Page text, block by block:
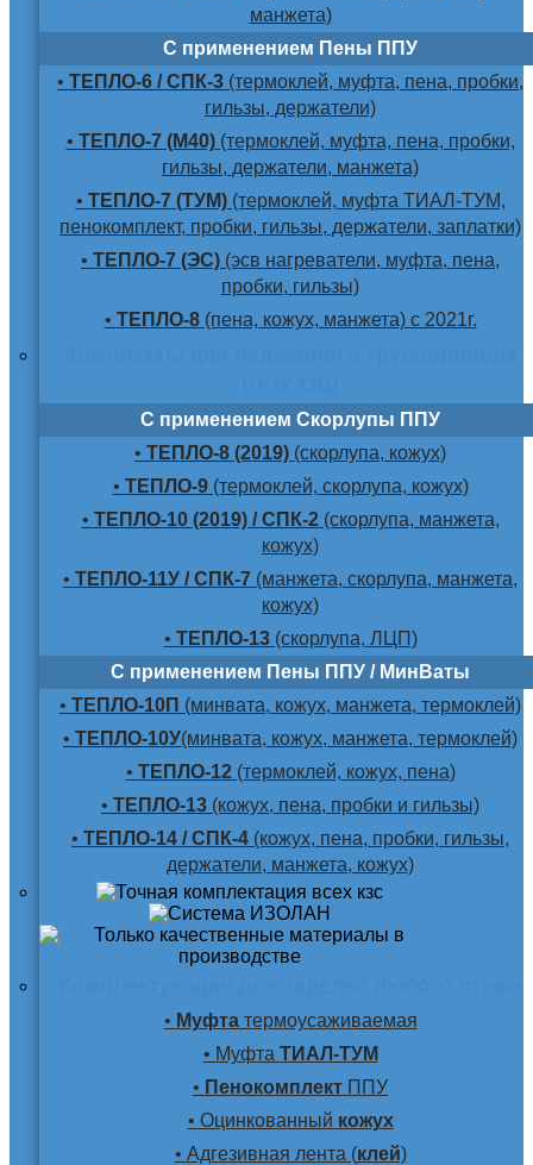
манжета)
С применением Пены ППУ
• ТЕПЛО-6 / СПК-3 (термоклей, муфта, пена, пробки,
гильзы, держатели)
• ТЕПЛО-7 (М40)(термоклей, муфта, пена, пробки,
гильзы, держатели, манжета)
• ТЕПЛО-7 (ТУМ)(термоклей, муфта ТИАЛ-ТУМ,
пенокомплект, пробки, гильзы, держатели, заплатки)
• ТЕПЛО-7 (ЭС) (эсв нагреватели, муфта, пена,
пробки, гильзы)
• ТЕПЛО-8(пена, кожух, манжета) с 2021г.
С применением Скорлупы ППУ
• ТЕПЛО-8 (2019) (скорлупа, кожух)
• ТЕПЛО-9(термоклей, скорлупа, кожух)
• ТЕПЛО-10 (2019) / СПК-2(скорлупа, манжета,
кожух)
• ТЕПЛО-11У / СПК-7 (манжета, скорлупа, манжета,
кожух)
• ТЕПЛО-13(скорлупа, ЛЦП)
С применением Пены ППУ / МинВаты
• ТЕПЛО-10П (минвата, кожух, манжета, термоклей)
• ТЕПЛО-10У(минвата, кожух, манжета, термоклей)
• ТЕПЛО-12(термоклей, кожух, пена)
• ТЕПЛО-13 (кожух, пена, пробки и гильзы)
• ТЕПЛО-14 / СПК-4 (кожух, пена, пробки, гильзы,
держатели, манжета, кожух)
• Муфтатермоусаживаемая
• Муфта ТИАЛ-ТУМ
• Пенокомплект ППУ
• Оцинкованный кожух
• Адгезивная лента (клей)